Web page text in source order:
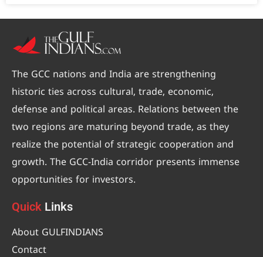
The GCC nations and India are strengthening
historic ties across cultural, trade, economic,
defense and political areas. Relations between the
two regions are maturing beyond trade, as they
realize the potential of strategic cooperation and
growth. The GCC-India corridor presents immense
opportunities for investors.
Quick Links
About GULFINDIANS
Contact